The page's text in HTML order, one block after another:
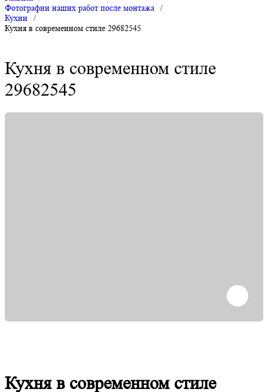
Фотографии наших работ после монтажа
/
Кухни
/
Кухня в современном стиле 29682545
Кухня в современном стиле
29682545
Кухня в современном стиле